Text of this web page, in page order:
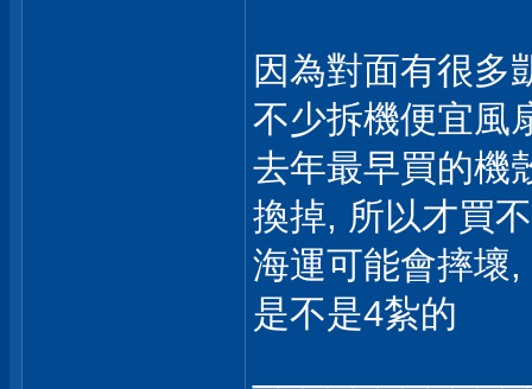
因為對面有很多
不少拆機便宜風
去年最早買的機
換掉, 所以才買
海運可能會摔壞
是不是4紮的